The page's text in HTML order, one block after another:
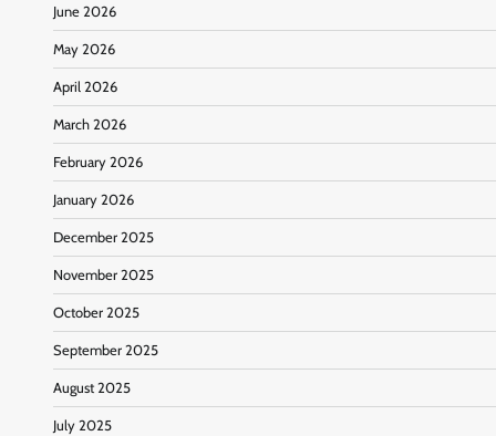
June 2026
May 2026
April 2026
March 2026
February 2026
January 2026
December 2025
November 2025
October 2025
September 2025
August 2025
July 2025